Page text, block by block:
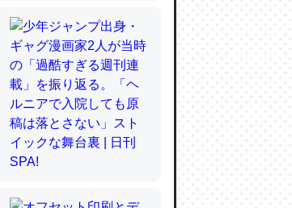
」に関する新仮説
苦労してるんだな…。腹足
」に関する新仮説